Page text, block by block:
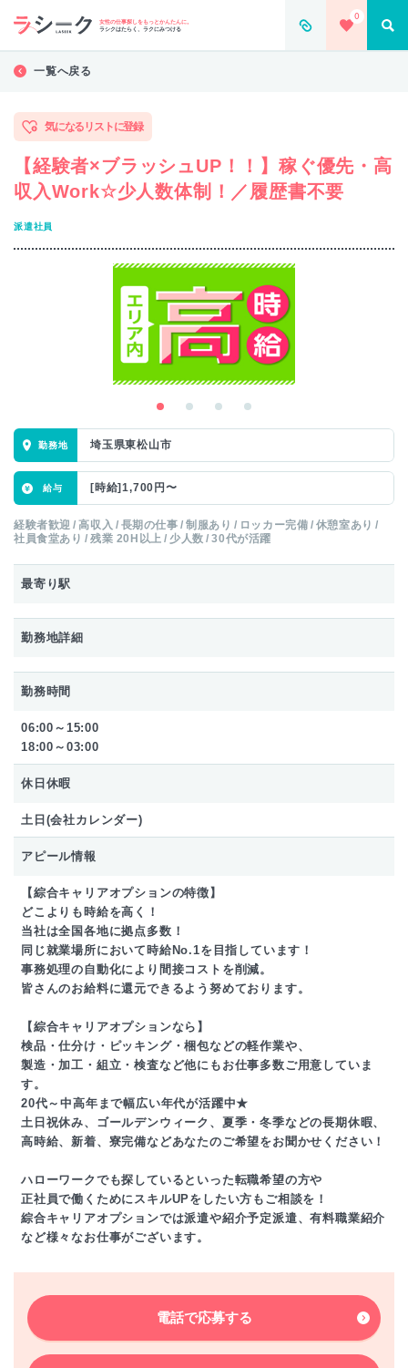
女性の仕事探しをもっとかんたんに。
ラシクはたらく、ラクにみつける
0
一覧へ戻る
気になるリストに登録
【経験者×ブラッシュUP！！】稼ぐ優先・高
収入Work☆少人数体制！／履歴書不要
派遣社員
埼玉県東松山市
[時給]1,700円〜
経験者歓迎 高収入 長期の仕事 制服あり ロッカー完備
休憩室あり
社員食堂あり
残業 20H以上 少人数 30代が活躍
最寄り駅
勤務地詳細
勤務時間
06:00～15:00
18:00～03:00
休日休暇
土日(会社カレンダー)
アピール情報
【綜合キャリアオプションの特徴】
どこよりも時給を高く！
当社は全国各地に拠点多数！
同じ就業場所において時給No.1を目指しています！
事務処理の自動化により間接コストを削減。
皆さんのお給料に還元できるよう努めております。
【綜合キャリアオプションなら】
検品・仕分け・ピッキング・梱包などの軽作業や、
製造・加工・組立・検査など他にもお仕事多数ご用意していま
す。
20代～中高年まで幅広い年代が活躍中★
土日祝休み、ゴールデンウィーク、夏季・冬季などの長期休暇、
高時給、新着、寮完備などあなたのご希望をお聞かせください！
ハローワークでも探しているといった転職希望の方や
正社員で働くためにスキルUPをしたい方もご相談を！
綜合キャリアオプションでは派遣や紹介予定派遣、有料職業紹介
など様々なお仕事がございます。
電話で応募する